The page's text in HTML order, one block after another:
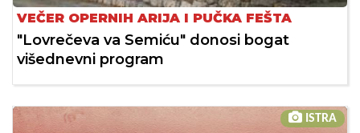
VEČER OPERNIH ARIJA I PUČKA FEŠTA
"Lovrečeva va Semiću" donosi bogat
višednevni program
ISTRA